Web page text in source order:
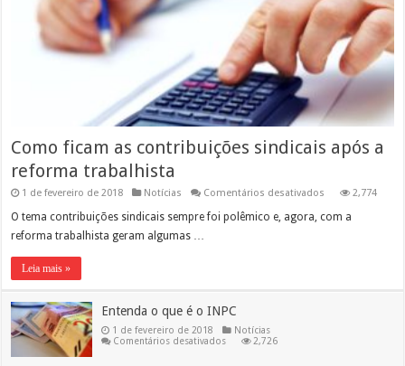
Como ficam as contribuições sindicais após a
reforma trabalhista
1 de fevereiro de 2018 Notícias Comentários desativados
ficam
2,774
O tema contribuições sindicais sempre foi polêmico e, agora, com a
reforma trabalhista geram algumas …
Leia mais »
Entenda o que é o INPC
1 de fevereiro de 2018
Notícias
Comentários desativadosem
2,726